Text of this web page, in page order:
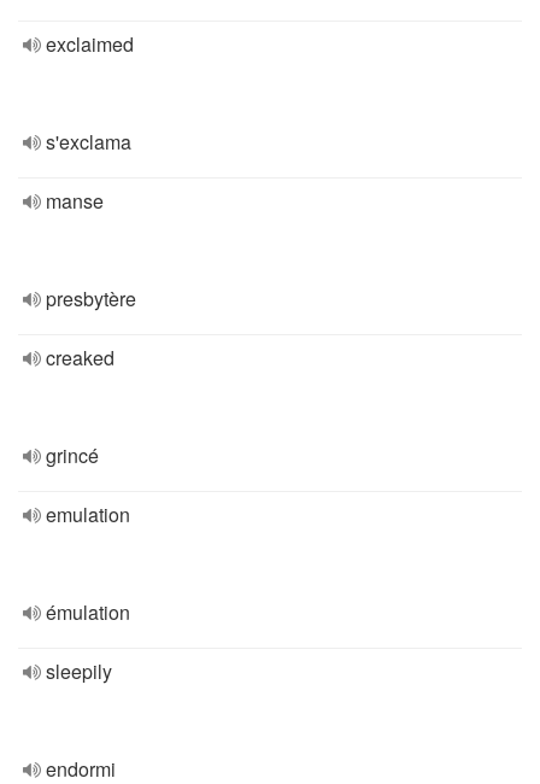
exclaimed
s'exclama
manse
presbytère
creaked
grincé
emulation
émulation
sleepily
endormi